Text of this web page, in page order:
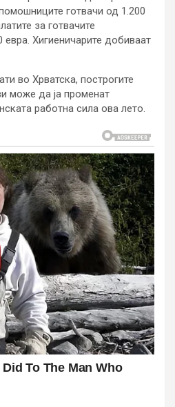
готвачи од 1.200
за готвачите
евра. Хигиеничарите добиваат
во Хрватска, построгите
може да ја променат
работна сила ова лето.